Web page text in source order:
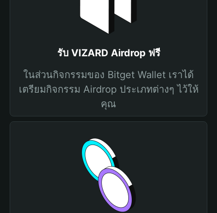
รับ VIZARD Airdrop ฟรี
ในส่วนกิจกรรมของ Bitget Wallet เราได้
เตรียมกิจกรรม Airdrop ประเภทต่างๆ ไว้ให้
คุณ